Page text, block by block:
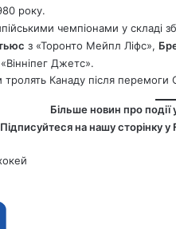
року.
чемпіонами у складі
з «Торонто Мейпл Ліфс»,
Джетс».
тролять Канаду після
Більше новин про події
Підписуйтеся на нашу сторінку у